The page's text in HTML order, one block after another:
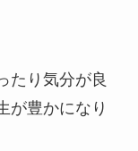
たり気分が良
が豊かになり